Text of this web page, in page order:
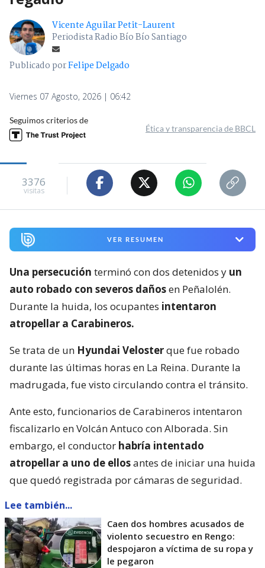
Vicente Aguilar Petit-Laurent
Periodista Radio Bío Bío Santiago
Publicado porFelipe Delgado
Viernes 07 Agosto, 2026 | 06:42
Seguimos criterios de
Ética y transparencia de BBCL
3376
visitas
VER RESUMEN
Una persecución terminó con dos detenidos y un
auto robado con severos dañosen Peñalolén.
Durante la huida, los ocupantes intentaron
atropellar a Carabineros.
Se trata de un Hyundai Velosterque fue robado
durante las últimas horas en La Reina. Durante la
madrugada, fue visto circulando contra el tránsito.
Ante esto, funcionarios de Carabineros intentaron
fiscalizarlo en Volcán Antuco con Alborada. Sin
embargo, el conductor habría intentado
atropellar a uno de ellosantes de iniciar una huida
que quedó registrada por cámaras de seguridad.
Lee también...
Caen dos hombres acusados de
violento secuestro en Rengo:
despojaron a víctima de su ropa y
le pegaron